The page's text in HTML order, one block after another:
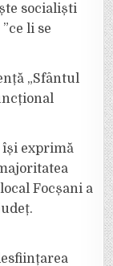
socialiști
li se
„Sfântul
își exprimă
Focșani a